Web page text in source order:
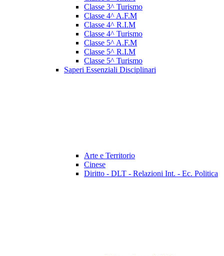
Classe 3^ Turismo
Classe 4^ A.F.M
Classe 4^ R.I.M
Classe 4^ Turismo
Classe 5^ A.F.M
Classe 5^ R.I.M
Classe 5^ Turismo
Saperi Essenziali Disciplinari
Arte e Territorio
Cinese
Diritto - DLT - Relazioni Int. - Ec. Politica